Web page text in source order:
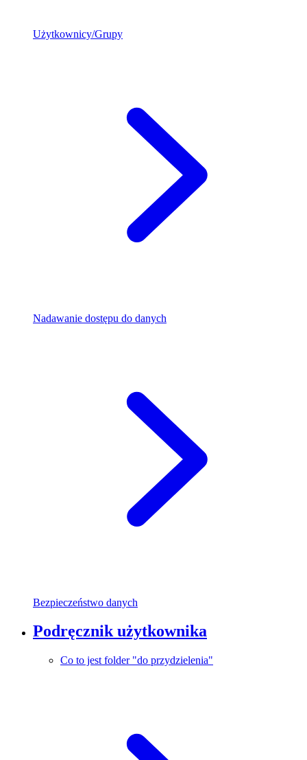
Użytkownicy/Grupy
Nadawanie dostępu do danych
Bezpieczeństwo danych
Podręcznik użytkownika
Co to jest folder "do przydzielenia"